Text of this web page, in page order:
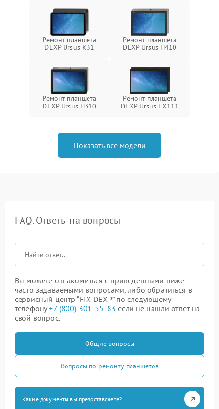
Ремонт планшета
DEXP Ursus K31
Ремонт планшета
DEXP Ursus H410
Ремонт планшета
DEXP Ursus H310
Ремонт планшета
DEXP Ursus EX111
Показать все модели
FAQ. Ответы на вопросы
Вы можете ознакомиться с приведенными ниже
часто задаваемыми вопросами, либо обратиться в
сервисный центр “FIX-DEXP” по следующему
телефону+7 (800) 301-55-83 если не нашли ответ на
свой вопрос.
Общие вопросы
Вопросы по ремонту планшетов
Какие документы вы предоставляете?